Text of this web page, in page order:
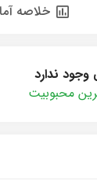
خلاصه
وجود ندارد
محبوبیت